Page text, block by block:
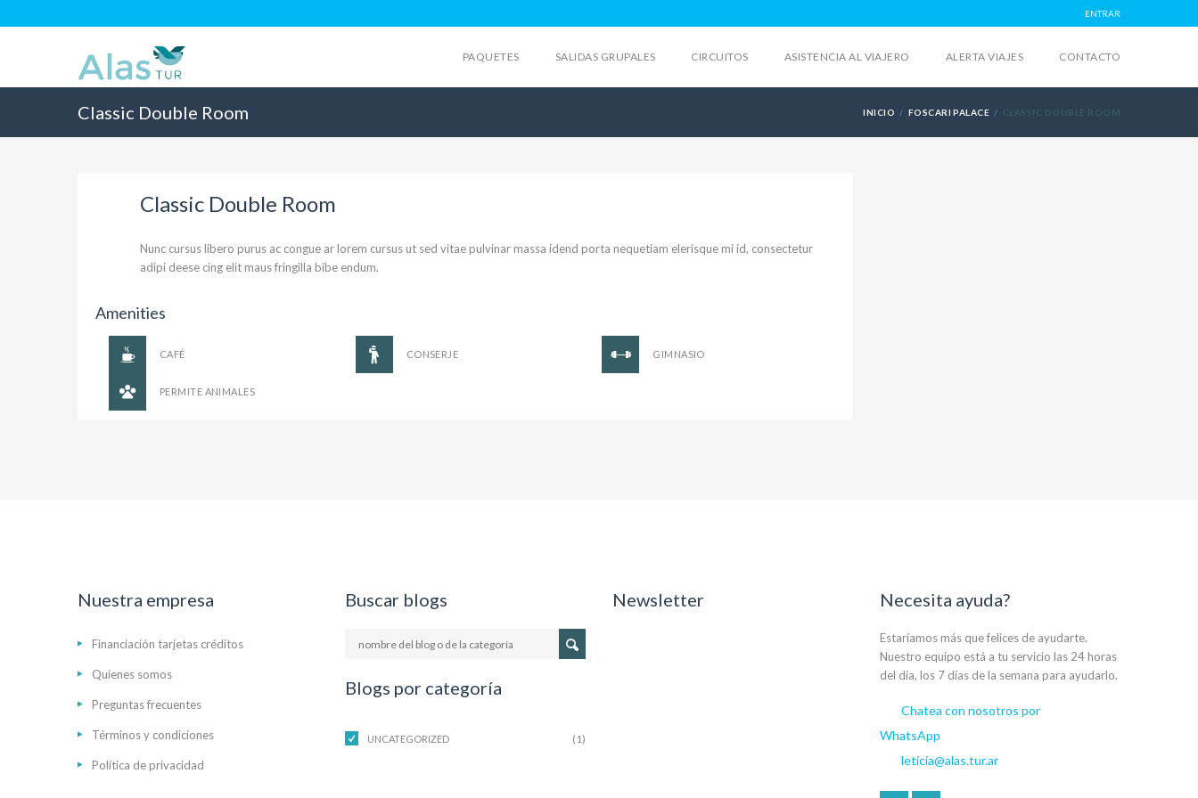
ENTRAR
PAQUETES SALIDAS GRUPALES CIRCUITOS ASISTENCIA AL VIAJERO ALERTA VIAJES CONTACTO
Classic Double Room INICIO FOSCARI PALACE CLASSIC DOUBLE ROOM
Classic Double Room
Nunc cursus libero purus ac congue ar lorem cursus ut sed vitae pulvinar massa idend porta nequetiam elerisque mi id, consectetur
adipi deese cing elit maus fringilla bibe endum.
Amenities
CAFÉ CONSERJE GIMNASIO
PERMITE ANIMALES
Nuestra empresa
Financiación tarjetas créditos
Quienes somos
Preguntas frecuentes
Términos y condiciones
Política de privacidad
Buscar blogs
Blogs por categoría
UNCATEGORIZED (1)
Newsletter Necesita ayuda?
Estaríamos más que felices de ayudarte.
Nuestro equipo está a tu servicio las 24 horas
del día, los 7 días de la semana para ayudarlo.
Chatea con nosotros por
WhatsApp
leticia@alas.tur.ar